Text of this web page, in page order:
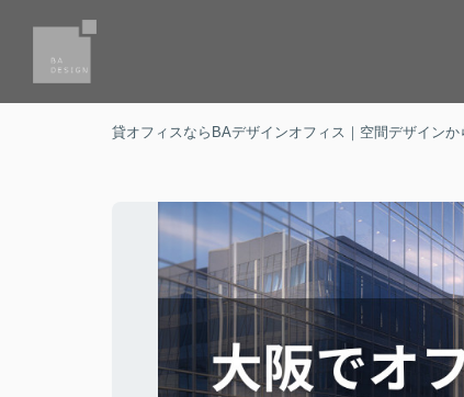
貸オフィスならBAデザインオフィス｜空間デザイン